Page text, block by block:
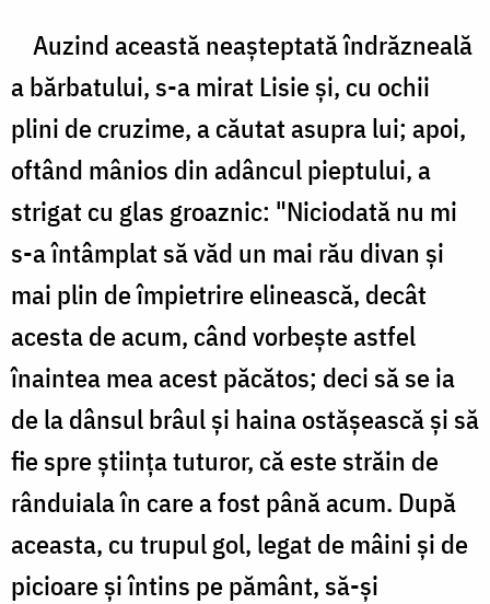
Auzind această neaşteptată îndrăzneală
a bărbatului, s-a mirat Lisie şi, cu ochii
plini de cruzime, a căutat asupra lui; apoi,
oftând mânios din adâncul pieptului, a
strigat cu glas groaznic: "Niciodată nu mi
s-a întâmplat să văd un mai rău divan şi
mai plin de împietrire elinească, decât
acesta de acum, când vorbeşte astfel
înaintea mea acest păcătos; deci să se ia
de la dânsul brâul şi haina ostăşească şi să
fie spre ştiinţa tuturor, că este străin de
rânduiala în care a fost până acum. După
aceasta, cu trupul gol, legat de mâini şi de
picioare şi întins pe pământ, să-şi